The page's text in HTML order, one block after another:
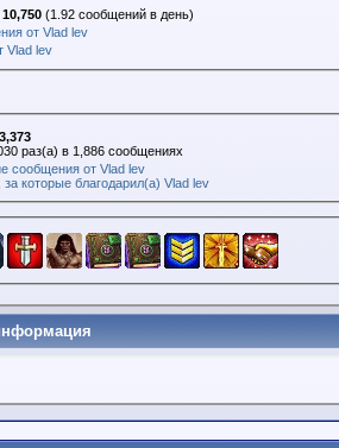
10,750 (1.92 сообщений в день)
от Vlad lev
Vlad lev
3,373
раз(а) в 1,886 сообщениях
сообщения от Vlad lev
которые благодарил(а) Vlad lev